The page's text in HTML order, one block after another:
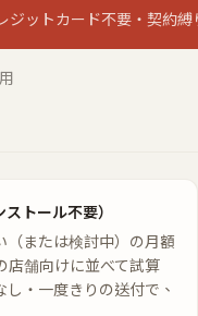
ジットカード不要・契約縛
トール不要）
（または検討中）の月額
店舗向けに並べて試算
・一度きりの送付で、